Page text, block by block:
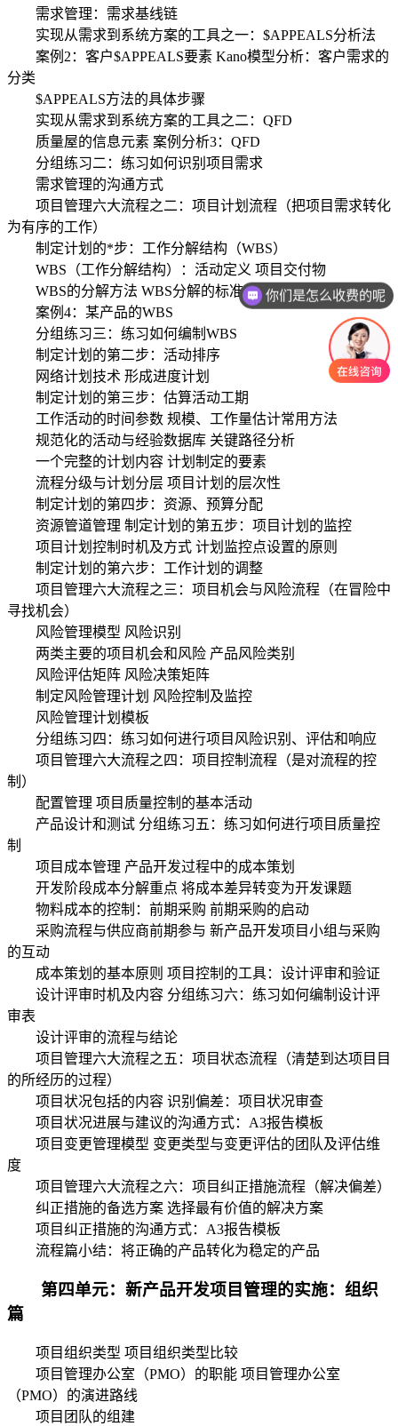
需求管理：需求基线链
实现从需求到系统方案的工具之一：$APPEALS分析法
案例2：客户$APPEALS要素 Kano模型分析：客户需求的
分类
$APPEALS方法的具体步骤
实现从需求到系统方案的工具之二：QFD
质量屋的信息元素 案例分析3：QFD
分组练习二：练习如何识别项目需求
需求管理的沟通方式
项目管理六大流程之二：项目计划流程（把项目需求转化
为有序的工作）
制定计划的*步：工作分解结构（WBS）
WBS（工作分解结构）：活动定义 项目交付物
WBS的分解方法 WBS分解的标准
案例4：某产品的WBS
分组练习三：练习如何编制WBS
制定计划的第二步：活动排序
网络计划技术 形成进度计划
制定计划的第三步：估算活动工期
工作活动的时间参数 规模、工作量估计常用方法
规范化的活动与经验数据库 关键路径分析
一个完整的计划内容 计划制定的要素
流程分级与计划分层 项目计划的层次性
制定计划的第四步：资源、预算分配
资源管道管理 制定计划的第五步：项目计划的监控
项目计划控制时机及方式 计划监控点设置的原则
制定计划的第六步：工作计划的调整
项目管理六大流程之三：项目机会与风险流程（在冒险中
寻找机会）
风险管理模型 风险识别
两类主要的项目机会和风险 产品风险类别
风险评估矩阵 风险决策矩阵
制定风险管理计划 风险控制及监控
风险管理计划模板
分组练习四：练习如何进行项目风险识别、评估和响应
项目管理六大流程之四：项目控制流程（是对流程的控
制）
配置管理 项目质量控制的基本活动
产品设计和测试 分组练习五：练习如何进行项目质量控
制
项目成本管理 产品开发过程中的成本策划
开发阶段成本分解重点 将成本差异转变为开发课题
物料成本的控制：前期采购 前期采购的启动
采购流程与供应商前期参与 新产品开发项目小组与采购
的互动
成本策划的基本原则 项目控制的工具：设计评审和验证
设计评审时机及内容 分组练习六：练习如何编制设计评
审表
设计评审的流程与结论
项目管理六大流程之五：项目状态流程（清楚到达项目目
的所经历的过程）
项目状况包括的内容 识别偏差：项目状况审查
项目状况进展与建议的沟通方式：A3报告模板
项目变更管理模型 变更类型与变更评估的团队及评估维
度
项目管理六大流程之六：项目纠正措施流程（解决偏差）
纠正措施的备选方案 选择最有价值的解决方案
项目纠正措施的沟通方式：A3报告模板
流程篇小结：将正确的产品转化为稳定的产品
第四单元：新产品开发项目管理的实施：组织
篇
项目组织类型 项目组织类型比较
项目管理办公室（PMO）的职能 项目管理办公室
（PMO）的演进路线
项目团队的组建
你们是怎么收费的呢